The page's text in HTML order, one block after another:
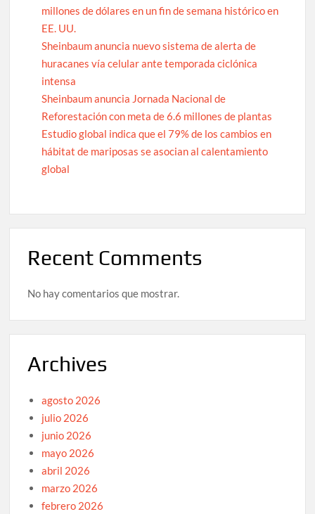
millones de dólares en un fin de semana histórico en
EE. UU.
Sheinbaum anuncia nuevo sistema de alerta de
huracanes vía celular ante temporada ciclónica
intensa
Sheinbaum anuncia Jornada Nacional de
Reforestación con meta de 6.6 millones de plantas
Estudio global indica que el 79% de los cambios en
hábitat de mariposas se asocian al calentamiento
global
Recent Comments
No hay comentarios que mostrar.
Archives
agosto 2026
julio 2026
junio 2026
mayo 2026
abril 2026
marzo 2026
febrero 2026